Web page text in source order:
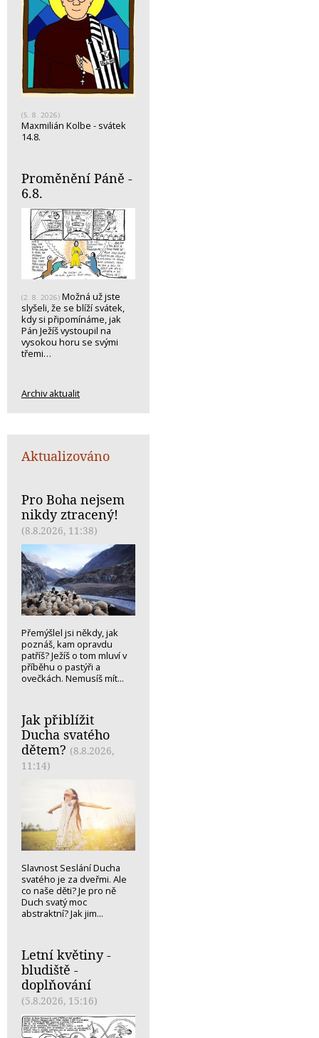
(5. 8. 2026)
Maxmilián Kolbe - svátek
14.8.
Proměnění Páně -
6.8.
(2. 8. 2026) Možná už jste
slyšeli, že se blíží svátek,
kdy si připomínáme, jak
Pán Ježíš vystoupil na
vysokou horu se svými
třemi…
Archiv aktualit
Aktualizováno
Pro Boha nejsem
nikdy ztracený!
(8.8.2026, 11:38)
Přemýšlel jsi někdy, jak
poznáš, kam opravdu
patříš? Ježíš o tom mluví v
příběhu o pastýři a
ovečkách. Nemusíš mít...
Jak přiblížit
Ducha svatého
dětem? (8.8.2026,
11:14)
Slavnost Seslání Ducha
svatého je za dveřmi. Ale
co naše děti? Je pro ně
Duch svatý moc
abstraktní? Jak jim...
Letní květiny -
bludiště -
doplňování
(5.8.2026, 15:16)